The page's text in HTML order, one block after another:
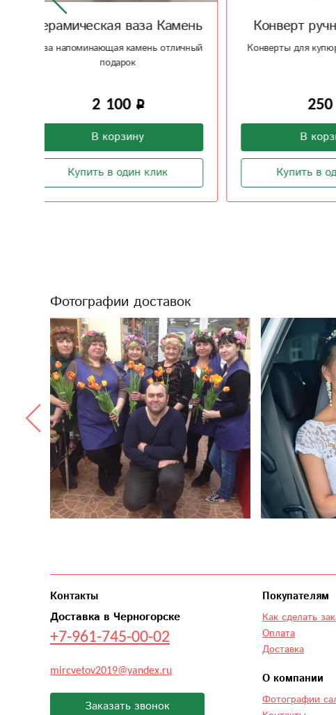
Конверт ручной работы
Конверты для купюр на любой вкус
250
В корзину
Купить в один клик
Миндально -
Фотографии доставок
Контакты
Доставка в Черногорске
+7-961-745-00-02
mircvetov2019@yandex.ru
Заказать звонок
Покупателям
Как сделать
Оплата
Доставка
О компании
Фотографии